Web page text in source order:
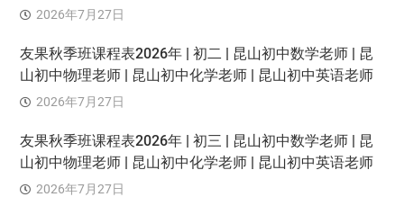
2026年7月27日
友果秋季班课程表2026年 | 初二 | 昆山初中数学老师 | 昆
山初中物理老师 | 昆山初中化学老师 | 昆山初中英语老师
2026年7月27日
友果秋季班课程表2026年 | 初三 | 昆山初中数学老师 | 昆
山初中物理老师 | 昆山初中化学老师 | 昆山初中英语老师
2026年7月27日